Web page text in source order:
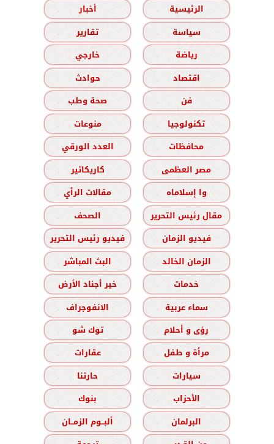
الرئيسية
أخبار
سياسة
تقارير
رياضة
خارجي
اقتصاد
حوادث
فن
صحة وطب
تكنولوجيا
منوعات
محافظات
العدد الورقي
مصر العظمى
كاريكاتير
وا إسلاماه
مقالات الرأي
مقال رئيس التحرير
الصحف
فيديو الزمان
فيديو رئيس التحرير
الزمان الخالد
البث المباشر
خدمات
خير أجناد الأرض
سماء عربية
الانفوجراف
رؤى و أحلام
توك شو
مرأة و طفل
عقارات
سيارات
حارتنا
الأحزاب
بنوك
البرلمان
ألبــوم الزمــان